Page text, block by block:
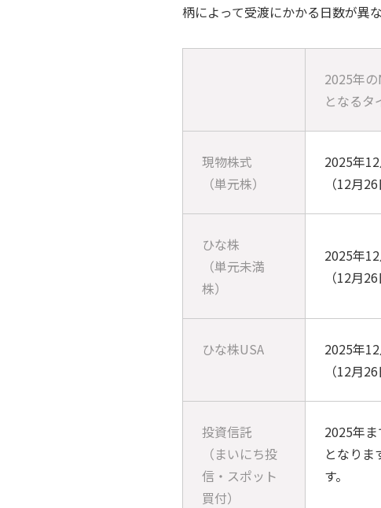
柄によって受渡にかかる日数が異
2025年
となるタ
現物株式
（単元株）
2025年
（12月
ひな株
（単元未満
株）
2025年
（12月
ひな株USA
2025年
（12月
投資信託
（まいにち投
信・スポット
買付）
2025年
となりま
す。